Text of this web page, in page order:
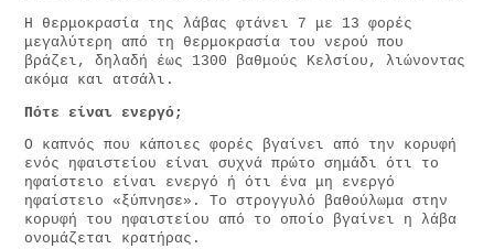
Η θερμοκρασία της λάβας φτάνει 7 με 13 φορές
μεγαλύτερη από τη θερμοκρασία του νερού που
βράζει, δηλαδή έως 1300 βαθμούς Κελσίου, λιώνοντας
ακόμα και ατσάλι.
Πότε είναι ενεργό;
Ο καπνός που κάποιες φορές βγαίνει από την κορυφή
ενός ηφαιστείου είναι συχνά πρώτο σημάδι ότι το
ηφαίστειο είναι ενεργό ή ότι ένα μη ενεργό
ηφαίστειο «ξύπνησε». Το στρογγυλό βαθούλωμα στην
κορυφή του ηφαιστείου από το οποίο βγαίνει η λάβα
ονομάζεται κρατήρας.